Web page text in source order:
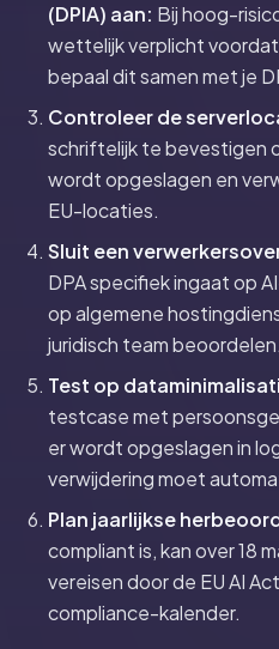
(DPIA) aan: Bij hoog-
wettelijk verplicht
bepaal dit samen met je
Controleer de
schriftelijk te bevestigen
wordt opgeslagen en
EU-locaties.
Sluit een
DPA specifiek ingaat op
op algemene
juridisch team beoordelen.
Test op
testcase met
er wordt opgeslagen in
verwijdering moet
Plan jaarlijkse
compliant is, kan over 18
vereisen door de EU AI
compliance-kalender.